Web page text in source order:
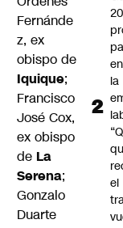
Fernánde
z, ex
obispo de
Iquique;
Francisco
José Cox,
ex obispo
de La
Serena;
Gonzalo
Duarte
20
la
el